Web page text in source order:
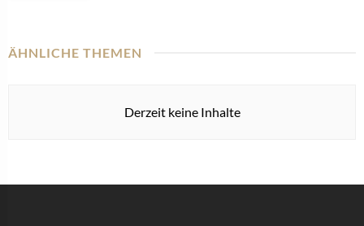
ÄHNLICHE THEMEN
Derzeit keine Inhalte